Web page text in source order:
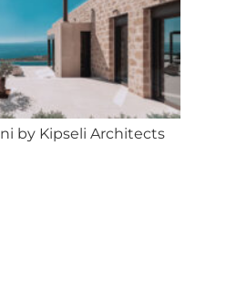
by Kipseli Architects